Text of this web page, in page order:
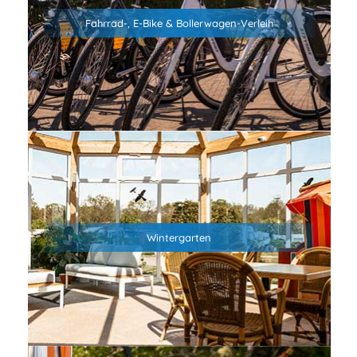
Fahrrad-, E-Bike & Bollerwagen-Verleih
Nordsee der Wind meistens von vorne kommt, haben wir
auch E-Bikes für Euch.
Für alle, die sich mit Sack und Pack auf den Weg zum Strand
machen wollen, gibt es zudem auch Bollerwagen.
Sprecht uns einfach an!
Wintergarten
Im Wintergarten findest du Infomaterial zu Ausflugszielen
und Veranstaltungsmöglichkeiten in der Umgebung.
Außerdem kannst du hier auf unseren Loungemöbeln oder
im Strandkorb entspannen.